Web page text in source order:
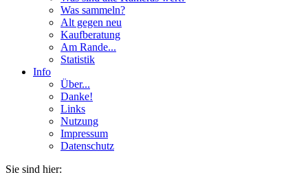
Was sammeln?
Alt gegen neu
Kaufberatung
Am Rande...
Statistik
Info
Über...
Danke!
Links
Nutzung
Impressum
Datenschutz
Sie sind hier: